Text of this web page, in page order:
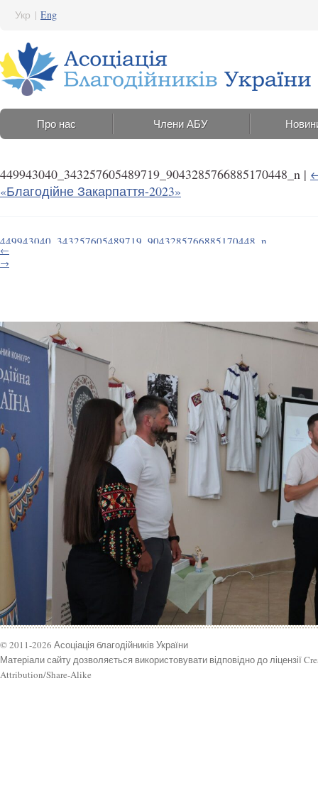
Укр | Eng
Про нас Члени АБУ
449943040_343257605489719_9043285766885170448_n |
«Благодійне Закарпаття-2023»
449943040_343257605489719_9043285766885170448_n
12 Липня 2024 13:58
←
→
© 2011-2026 Асоціація благодійників України
Матеріали сайту дозволяється використовувати відповідно до ліцензії
Attribution/Share-Alike